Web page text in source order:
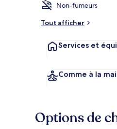
Non-fumeurs
Tout afficher
Services et
Comme à la
Options de